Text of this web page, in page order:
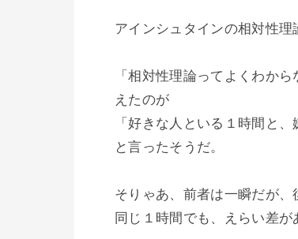
アインシュタインの相対性理
「相対性理論ってよくわか
えたのが
「好きな人といる１時間と
と言ったそうだ。
そりゃあ、前者は一瞬だが、
同じ１時間でも、えらい差が